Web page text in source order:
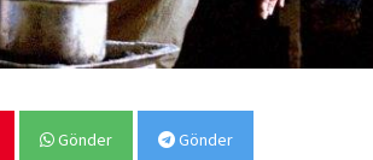
Gönder Gönder